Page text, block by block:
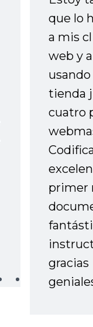
que lo
a mis
web y
tienda
cuatro
primer
gracias